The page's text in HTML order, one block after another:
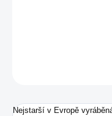
Nejstarší v Evropě